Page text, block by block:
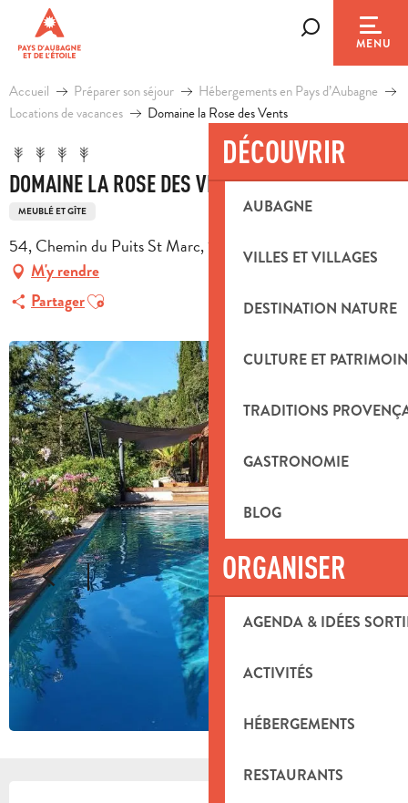
contenu
principal
MENU
DÉCOUVRIR
AUBAGNE
VILLES ET VILLAGES
DESTINATION NATURE
CULTURE ET
TRADITIONS
GASTRONOMIE
BLOG
ORGANISER
AGENDA & IDÉES
ACTIVITÉS
HÉBERGEMENTS
RESTAURANTS
Accueil Préparer son séjour
Hébergements en Pays d’Aubagne
Locations de vacances
Domaine la Rose des Vents
DOMAINE LA ROSE DES VENTS
MEUBLÉ ET GÎTE
54, Chemin du Puits St Marc, 13780 Cuges-les-Pins
M'y rendre
PartagerAjouter aux favoris